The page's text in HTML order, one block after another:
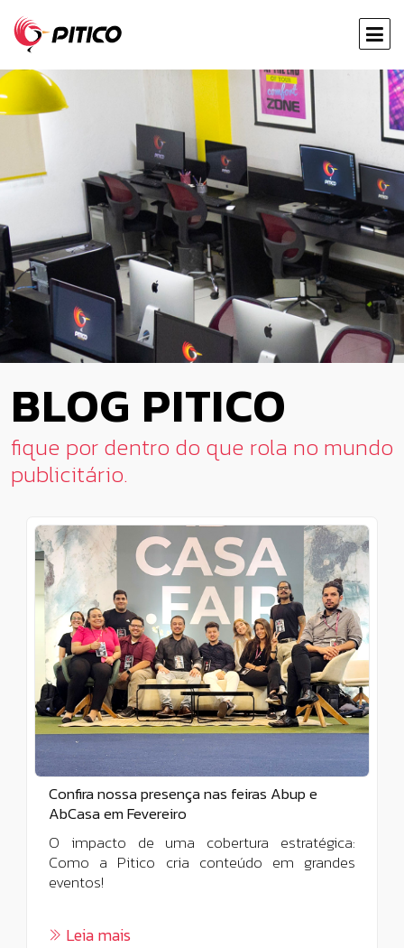
BLOG PITICO
fique por dentro do que rola no mundo
publicitário.
Confira nossa presença nas feiras Abup e
AbCasa em Fevereiro
O impacto de uma cobertura estratégica:
Como a Pitico cria conteúdo em grandes
eventos!
Leia mais